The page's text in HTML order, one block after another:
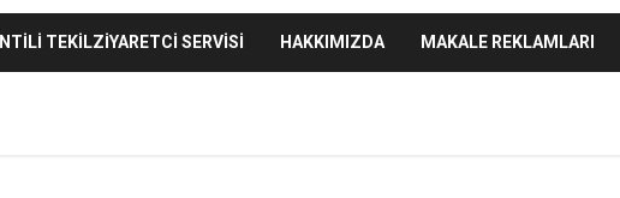
TEKILZIYARETCI SERVISI HAKKIMIZDA MAKALE REKLAMLARI